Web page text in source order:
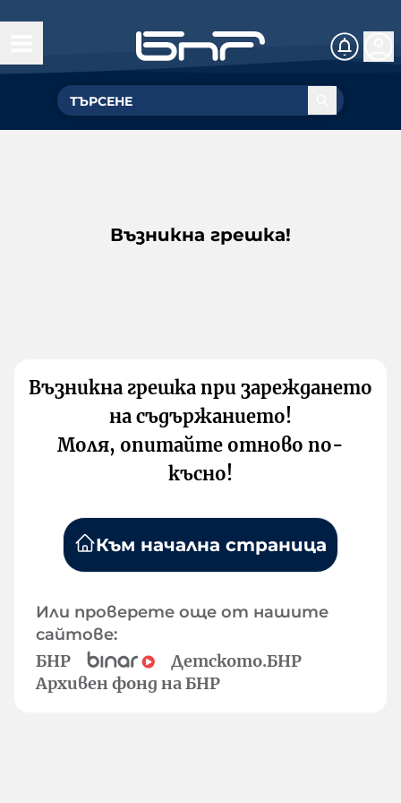
Възникна грешка!
Възникна грешка при зареждането
на съдържанието!
Моля, опитайте отново по-
късно!
Към начална страница
Или проверете още от нашите
сайтове:
БНР
Детското.БНР
Архивен фонд на БНР